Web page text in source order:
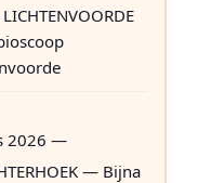
2026 —
— Bijna